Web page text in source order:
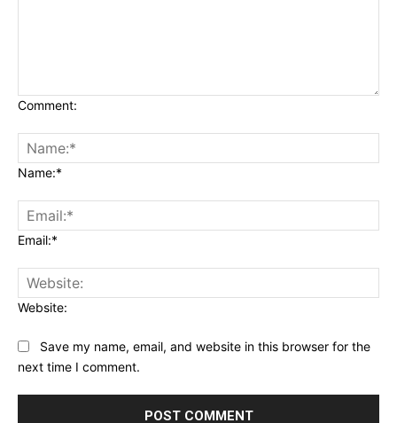
Comment:
Name:*
Email:*
Website:
Save my name, email, and website in this browser for the
next time I comment.